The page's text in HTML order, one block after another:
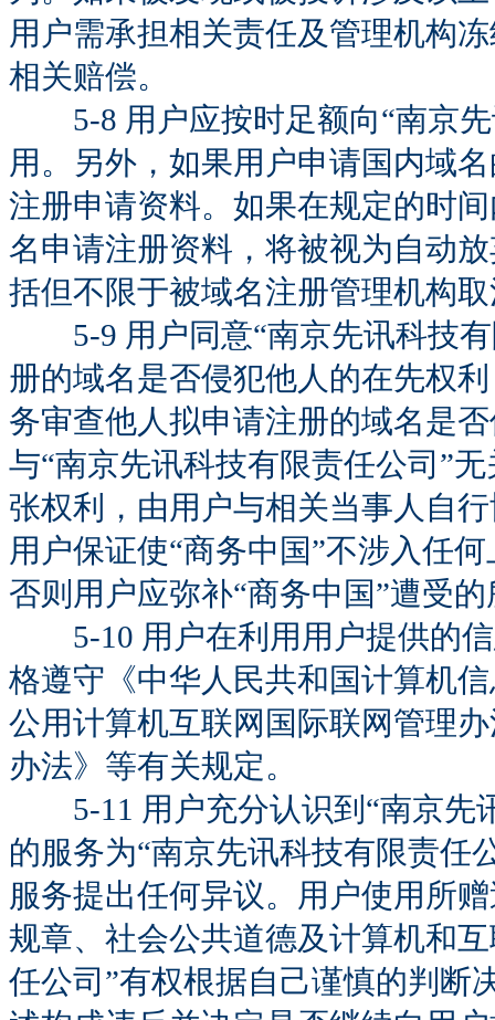
用户需承担相关责任及管理机构
相关赔偿。
5-8 用户应按时足额向“南京先
用。另外，如果用户申请国内域
注册申请资料。如果在规定的时
名申请注册资料，将被视为自动
括但不限于被域名注册管理机构
5-9 用户同意“南京先讯科技有
册的域名是否侵犯他人的在先权
务审查他人拟申请注册的域名是
与“南京先讯科技有限责任公司”
张权利，由用户与相关当事人自
用户保证使“商务中国”不涉入任
否则用户应弥补“商务中国”遭受
5-10 用户在利用用户提供的信
格遵守《中华人民共和国计算机
公用计算机互联网国际联网管理
办法》等有关规定。
5-11 用户充分认识到“南京先
的服务为“南京先讯科技有限责任
服务提出任何异议。用户使用所
规章、社会公共道德及计算机和
任公司”有权根据自己谨慎的判断